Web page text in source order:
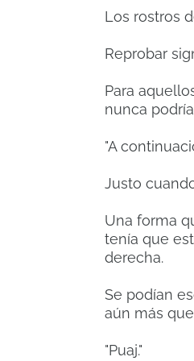
Los rostros
Reprobar
Para
nunca
"A
Justo
Una forma
tenía que
derecha.
Se podían
aún más
"Puaj."